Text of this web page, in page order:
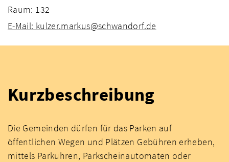
Raum: 132
E-Mail: kulzer.markus@schwandorf.de
Kurzbeschreibung
Die Gemeinden dürfen für das Parken auf
öffentlichen Wegen und Plätzen Gebühren erheben,
mittels Parkuhren, Parkscheinautomaten oder